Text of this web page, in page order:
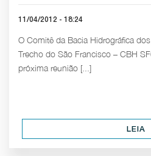
11/04/2012 - 18:24
O Comitê da Bacia Hidrográfica
Trecho do São Francisco – CBH
próxima reunião [...]
LEIA